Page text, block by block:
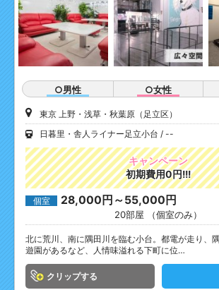
○男性 ○女性
東京 上野・浅草・秋葉原（足立区）
日暮里・舎人ライナー足立小台
--
キャンペーン
初期費用0円!!!
個室 28,000円～55,000円
20部屋 （個室のみ）
北に荒川、南に隅田川を臨む小台。都電が走り、
遊園があるなど、人情味溢れる下町に位…
クリップ